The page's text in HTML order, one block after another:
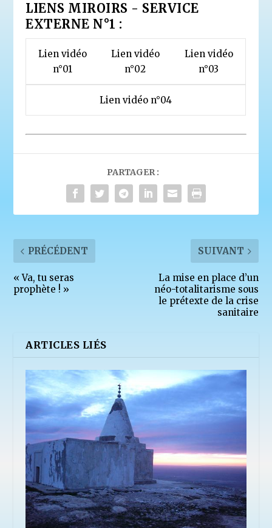
LIENS MIROIRS - SERVICE
EXTERNE N°1 :
Lien vidéo
n°01
Lien vidéo
n°02
Lien vidéo
n°03
Lien vidéo n°04
PARTAGER :
PRÉCÉDENT
« Va, tu seras
prophète ! »
SUIVANT
La mise en place d’un
néo-totalitarisme sous
le prétexte de la crise
sanitaire
ARTICLES LIÉS